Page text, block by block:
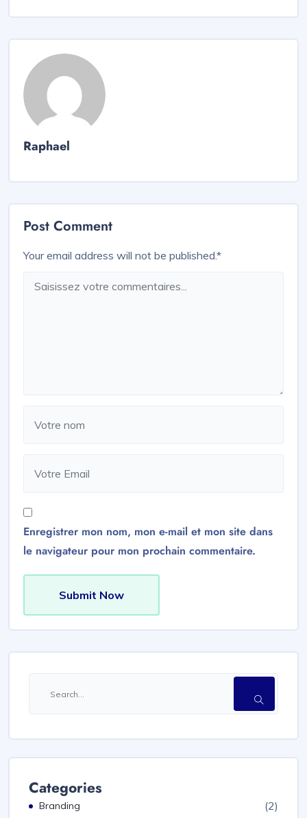
Raphael
Post Comment
Your email address will not be published.*
Enregistrer mon nom, mon e-mail et mon site dans
le navigateur pour mon prochain commentaire.
Submit Now
Categories
Branding (2)